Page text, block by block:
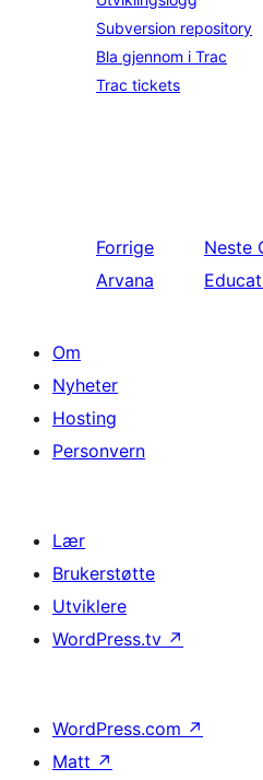
Subversion repository
Bla gjennom i Trac
Trac tickets
Forrige
Arvana
Neste
Om
Nyheter
Hosting
Personvern
Lær
Brukerstøtte
Utviklere
WordPress.tv ↗
WordPress.com ↗
Matt ↗